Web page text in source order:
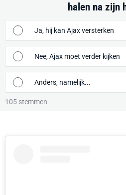
halen na zijn
Ja, hij kan Ajax versterken
Nee, Ajax moet verder kijken
Anders, namelijk...
105 stemmen